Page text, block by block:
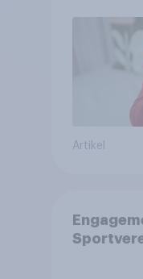
Artikel